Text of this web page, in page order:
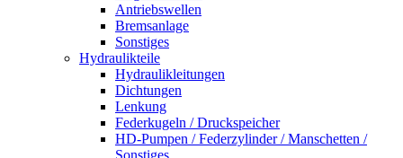
Antriebswellen
Bremsanlage
Sonstiges
Hydraulikteile
Hydraulikleitungen
Dichtungen
Lenkung
Federkugeln / Druckspeicher
HD-Pumpen / Federzylinder / Manschetten /
Sonstiges